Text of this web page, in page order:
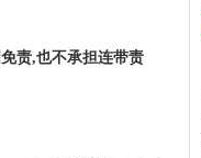
责,也不承担连带责